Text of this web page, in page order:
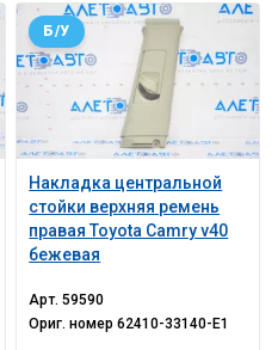
Накладка центральной
стойки верхняя ремень
правая Toyota Camry v40
бежевая
Б/У
Арт.59590
Ориг. номер62410-33140-E1